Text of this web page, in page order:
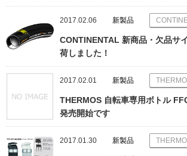
2017.02.06 新製品
CONTINENTAL 新商品・欠品サ
荷しました！
2017.02.01 新製品
THERMOS 自転車専用ボトル
発売開始です
2017.01.30 新製品